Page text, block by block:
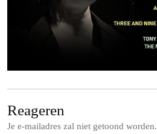
Reageren
Je e-mailadres zal niet getoond worden.